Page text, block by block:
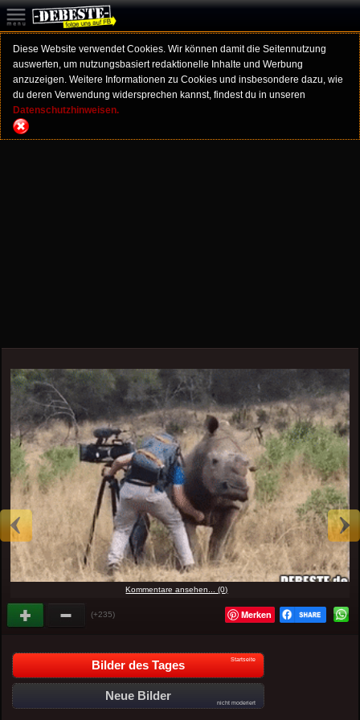
Diese Website verwendet Cookies. Wir können damit die Seitennutzung
auswerten, um nutzungsbasiert redaktionelle Inhalte und Werbung
anzuzeigen. Weitere Informationen zu Cookies und insbesondere dazu, wie
du deren Verwendung widersprechen kannst, findest du in unseren
Datenschutzhinweisen.
Kommentare ansehen... (0)
(+235) Merken
Bilder des Tages Startseite
Neue Bilder
nicht moderiert